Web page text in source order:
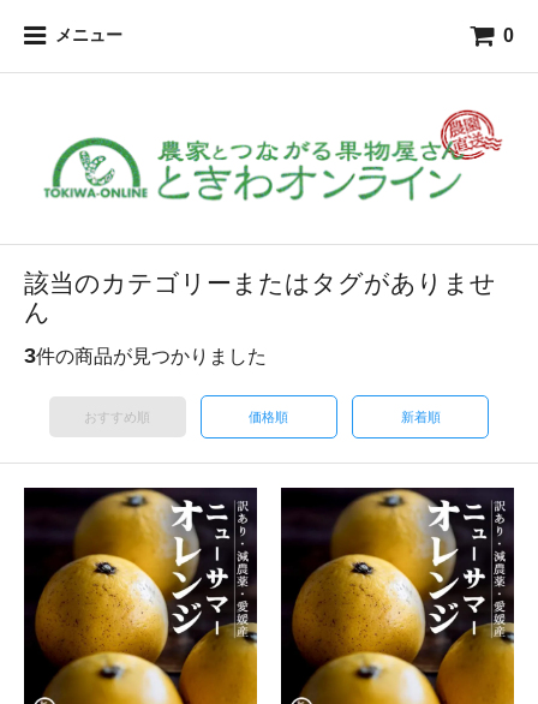
メニュー 0
該当のカテゴリーまたはタグがありませ
ん
3件の商品が見つかりました
おすすめ順 価格順 新着順